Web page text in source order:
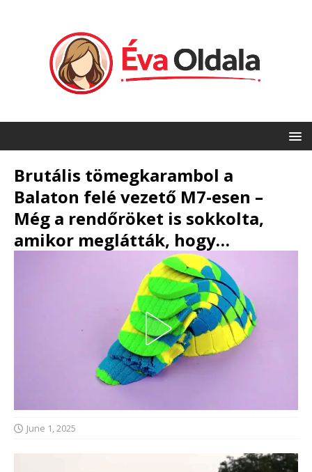
Brutális tömegkarambol a
Balaton felé vezető M7-esen –
Még a rendőröket is sokkolta,
amikor meglátták, hogy…
June 1, 2025